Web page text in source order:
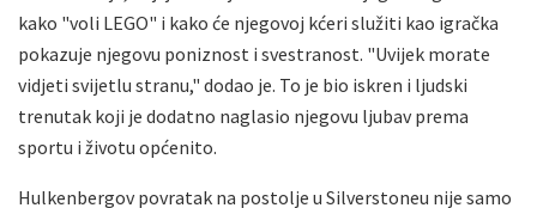
kako "voli LEGO" i kako će njegovoj kćeri služiti kao igračka
pokazuje njegovu poniznost i svestranost. "Uvijek morate
vidjeti svijetlu stranu," dodao je. To je bio iskren i ljudski
trenutak koji je dodatno naglasio njegovu ljubav prema
sportu i životu općenito.
Hulkenbergov povratak na postolje u Silverstoneu nije samo